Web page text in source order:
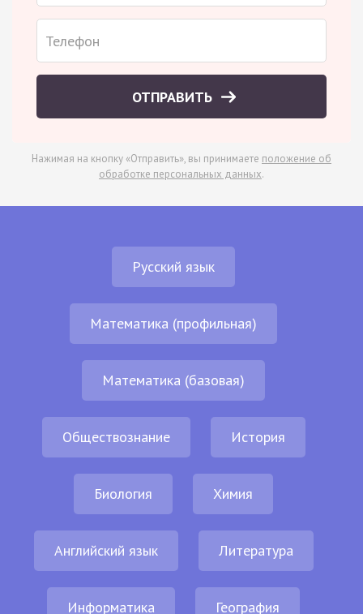
ОТПРАВИТЬ
Нажимая на кнопку «Отправить», вы принимаете положение об
обработке персональных данных.
Русский язык
Математика (профильная)
Математика (базовая)
Обществознание История
Биология Химия
Английский язык Литература
Информатика География